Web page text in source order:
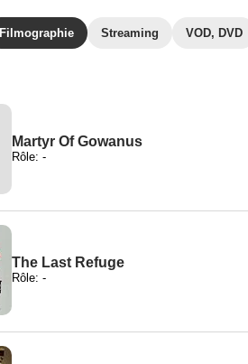
Filmographie Streaming VOD, DVD
Martyr Of Gowanus
Rôle: -
The Last Refuge
Rôle: -